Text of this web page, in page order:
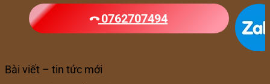
0762707494
Bài viết – tin tức mới